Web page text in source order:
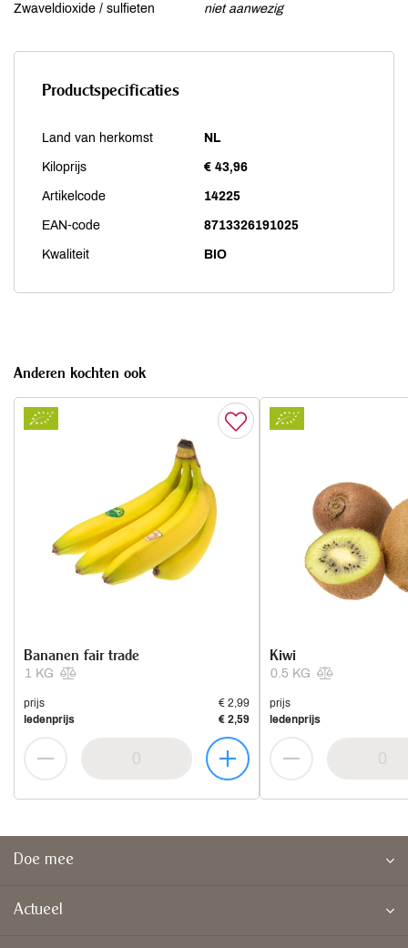
Zwaveldioxide / sulfieten
niet aanwezig
Productspecificaties
Land van herkomst NL
Kiloprijs € 43,96
Artikelcode 14225
EAN-code 8713326191025
Kwaliteit BIO
Anderen kochten ook
1 KG
Bananen fair trade
prijs
€ 2,99
ledenprijs
€ 2,59
0.5 KG
Kiwi
prijs
ledenprijs
Doe mee
Actueel